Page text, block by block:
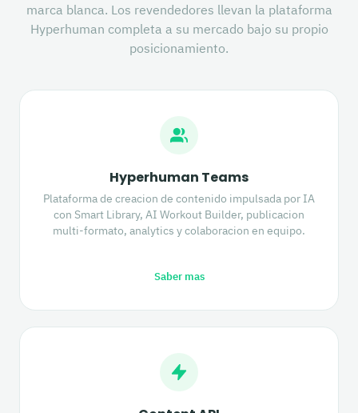
marca blanca. Los revendedores llevan la plataforma
Hyperhuman completa a su mercado bajo su propio
posicionamiento.
Hyperhuman Teams
Plataforma de creacion de contenido impulsada por IA
con Smart Library, AI Workout Builder, publicacion
multi-formato, analytics y colaboracion en equipo.
Saber mas